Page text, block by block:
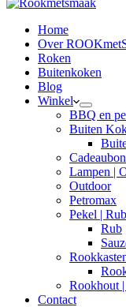
Home
Over
Roken
Buitenkoken
Blog
Winkel
BBQ en
Buiten
Lampen |
Outdoor
Petromax
Pekel |
Rub
Rookhout
Contact